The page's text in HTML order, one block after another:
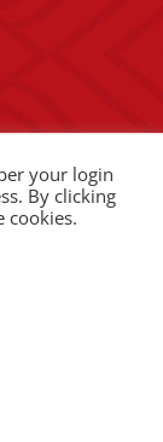
your login
By clicking
cookies.